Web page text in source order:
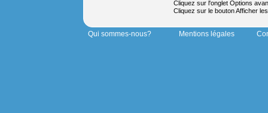
Cliquez sur l'onglet Options
Cliquez sur le bouton Afficher
Qui sommes-nous? Mentions légales